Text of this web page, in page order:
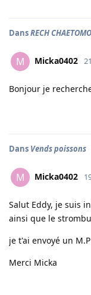
DansRECH
M Micka0402
Bonjour je
Dans Vends poissons
M Micka0402
Salut Eddy, je suis
ainsi que le
je t'ai envoyé un M.P
Merci Micka